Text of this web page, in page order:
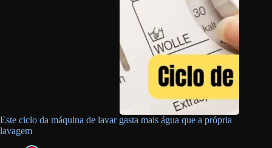
Este ciclo da máquina de lavar gasta mais água que a própria
lavagem